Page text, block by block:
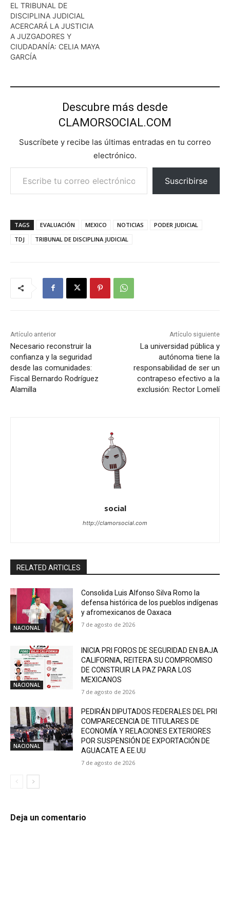
EL TRIBUNAL DE
DISCIPLINA JUDICIAL
ACERCARÁ LA JUSTICIA
A JUZGADORES Y
CIUDADANÍA: CELIA MAYA
GARCÍA
Descubre más desde
CLAMORSOCIAL.COM
Suscríbete y recibe las últimas entradas en tu correo
electrónico.
Escribe tu correo electrónico…
Suscribirse
TAGS EVALUACIÓN MEXICO NOTICIAS
PODER JUDICIAL
TDJ
TRIBUNAL DE DISCIPLINA JUDICIAL
Artículo anterior
Necesario reconstruir la
confianza y la seguridad
desde las comunidades:
Fiscal Bernardo Rodríguez
Alamilla
Artículo siguiente
La universidad pública y
autónoma tiene la
responsabilidad de ser un
contrapeso efectivo a la
exclusión: Rector Lomelí
social
http://clamorsocial.com
RELATED ARTICLES
NACIONAL
Consolida Luis Alfonso Silva Romo la
defensa histórica de los pueblos indígenas
y afromexicanos de Oaxaca
7 de agosto de 2026
NACIONAL
INICIA PRI FOROS DE SEGURIDAD EN BAJA
CALIFORNIA, REITERA SU COMPROMISO
DE CONSTRUIR LA PAZ PARA LOS
MEXICANOS
7 de agosto de 2026
NACIONAL
PEDIRÁN DIPUTADOS FEDERALES DEL PRI
COMPARECENCIA DE TITULARES DE
ECONOMÍA Y RELACIONES EXTERIORES
POR SUSPENSIÓN DE EXPORTACIÓN DE
AGUACATE A EE.UU
7 de agosto de 2026
Deja un comentario